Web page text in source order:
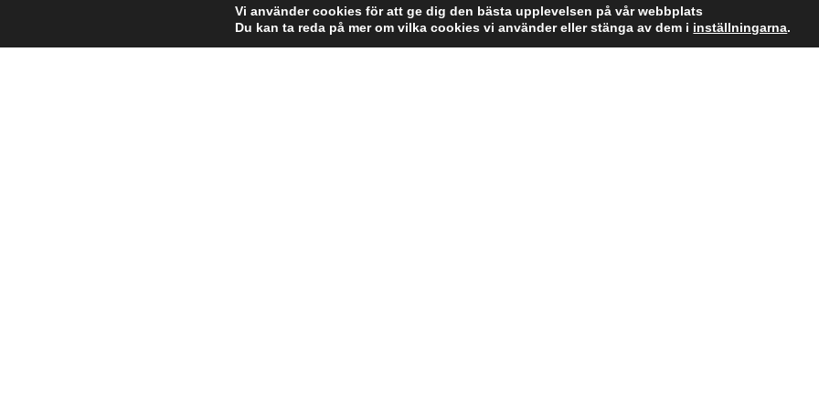
Vi använder cookies för att ge dig den bästa upplevelsen på vår webbplats
Du kan ta reda på mer om vilka cookies vi använder eller stänga av dem i inställningarna.